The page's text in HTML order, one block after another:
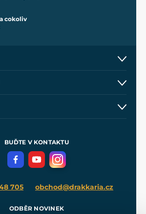
cokoliv
Come
BUĎTE V KONTAKTU
705 obchod@drakkaria.cz
ODBĚR NOVINEK